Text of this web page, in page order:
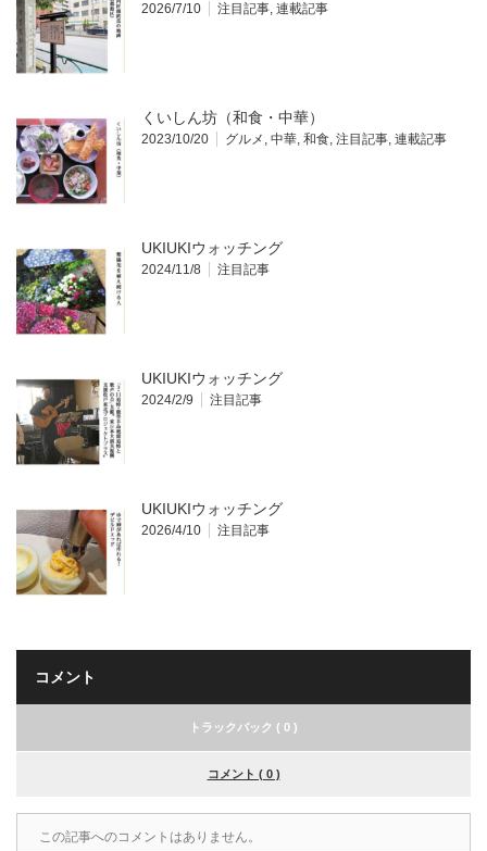
2026/7/10 注目記事, 連載記事
くいしん坊（和食・中華）
2023/10/20 グルメ , 中華, 和食, 注目記事, 連載記事
UKIUKIウォッチング
2024/11/8 注目記事
UKIUKIウォッチング
2024/2/9 注目記事
UKIUKIウォッチング
2026/4/10 注目記事
コメント
トラックバック ( 0 )
コメント ( 0 )
この記事へのコメントはありません。